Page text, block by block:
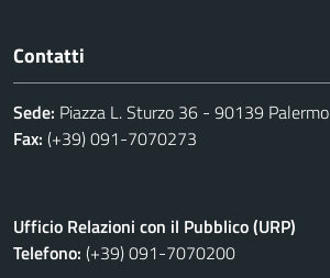
Contatti
Sede: Piazza L. Sturzo 36 - 90139 Palermo
Fax: (+39) 091-7070273
Ufficio Relazioni con il Pubblico (URP)
Telefono: (+39) 091-7070200